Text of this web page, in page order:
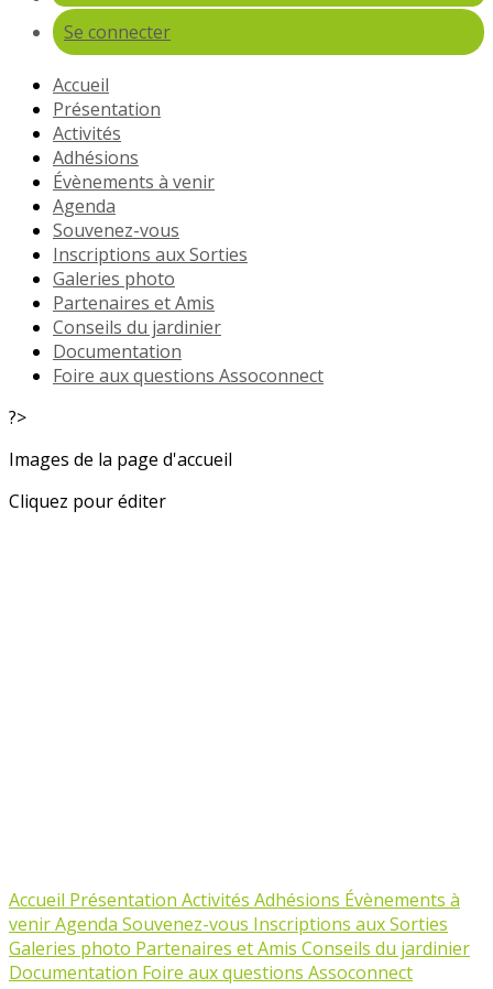
Se connecter
Accueil
Présentation
Activités
Adhésions
Évènements à venir
Agenda
Souvenez-vous
Inscriptions aux Sorties
Galeries photo
Partenaires et Amis
Conseils du jardinier
Documentation
Foire aux questions Assoconnect
?>
Images de la page d'accueil
Cliquez pour éditer
Accueil Présentation Activités Adhésions Évènements à
venirAgenda Souvenez-vous Inscriptions aux Sorties
Galeries photo Partenaires et Amis Conseils du jardinier
Documentation Foire aux questions Assoconnect